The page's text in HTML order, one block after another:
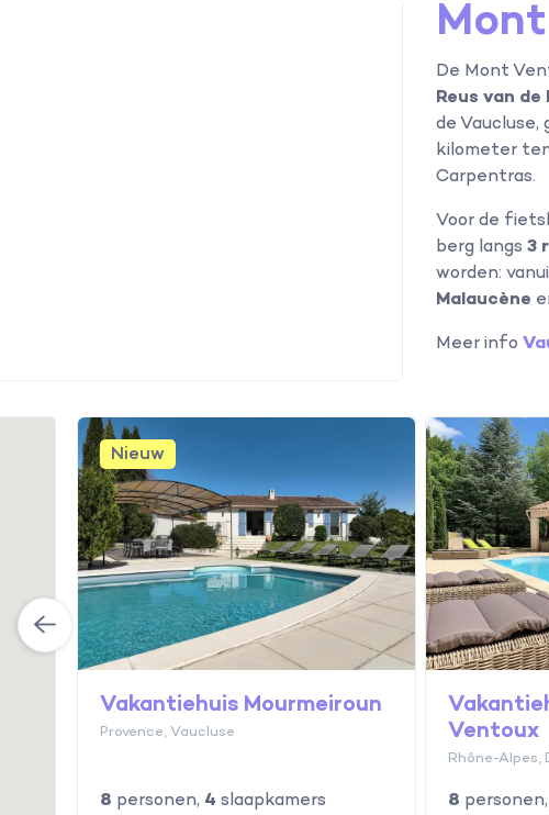
De Mont
Reus van
de
kilometer
Carpentras.
Voor de
berg langs3
worden:
Malaucène
Meer info
Nieuw
Vakantiehuis Mourmeiroun
Provence, Vaucluse
8 personen, 4 slaapkamers
Ventoux
Rhône-Alpes,
8 personen,